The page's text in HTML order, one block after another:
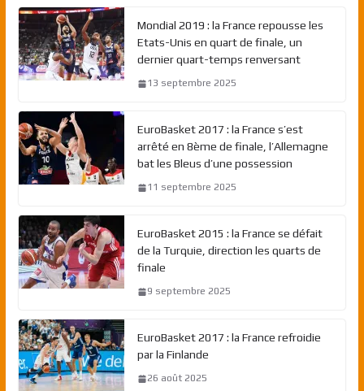
Mondial 2019 : la France repousse les
Etats-Unis en quart de finale, un
dernier quart-temps renversant
13 septembre 2025
EuroBasket 2017 : la France s’est
arrêté en 8ème de finale, l’Allemagne
bat les Bleus d’une possession
11 septembre 2025
EuroBasket 2015 : la France se défait
de la Turquie, direction les quarts de
finale
9 septembre 2025
EuroBasket 2017 : la France refroidie
par la Finlande
26 août 2025